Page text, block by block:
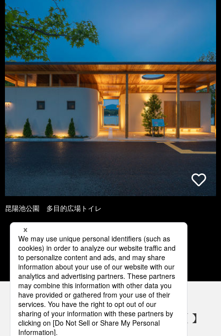
昆陽池公園 多目的広場トイレ
1 2 3 4 5
パナソニックの電気設備 SNSアカウント